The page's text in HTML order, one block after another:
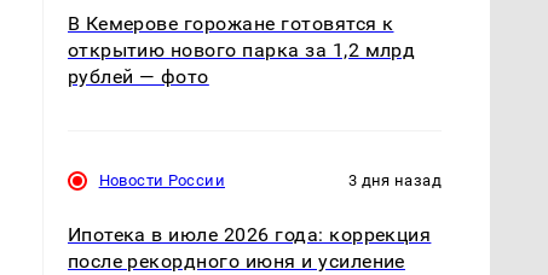
В Кемерове горожане готовятся к
открытию нового парка за 1,2 млрд
рублей — фото
Новости России 3 дня назад
Ипотека в июле 2026 года: коррекция
после рекордного июня и усиление